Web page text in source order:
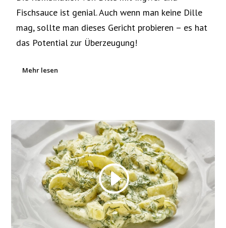
Fischsauce ist genial. Auch wenn man keine Dille
mag, sollte man dieses Gericht probieren – es hat
das Potential zur Überzeugung!
Mehr lesen